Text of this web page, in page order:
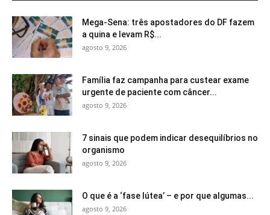
Mega-Sena: três apostadores do DF fazem
a quina e levam R$...
agosto 9, 2026
Família faz campanha para custear exame
urgente de paciente com câncer...
agosto 9, 2026
7 sinais que podem indicar desequilíbrios no
organismo
agosto 9, 2026
O que é a ‘fase lútea’ – e por que algumas...
agosto 9, 2026